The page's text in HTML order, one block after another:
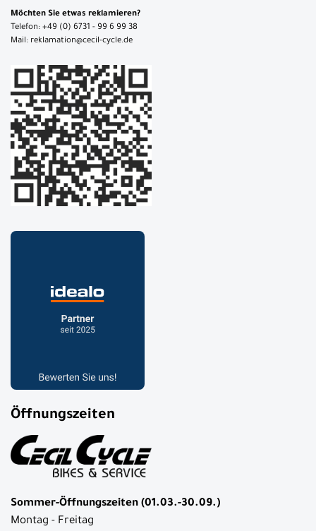
Möchten Sie etwas reklamieren?
Telefon: +49 (0) 6731 - 99 6 99 38
Mail: reklamation@cecil-cycle.de
Öffnungszeiten
Sommer-Öffnungszeiten (01.03.-30.09.)
Montag - Freitag